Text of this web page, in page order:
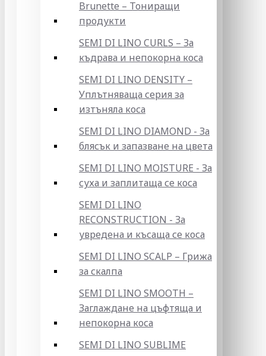
Brunette – Тониращи
продукти
SEMI DI LINO CURLS – За
къдрава и непокорна коса
SEMI DI LINO DENSITY –
Уплътняваща серия за
изтъняла коса
SEMI DI LINO DIAMOND - За
блясък и запазване на цвета
SEMI DI LINO MOISTURE - За
суха и заплитаща се коса
SEMI DI LINO
RECONSTRUCTION - За
увредена и късаща се коса
SEMI DI LINO SCALP – Грижа
за скалпа
SEMI DI LINO SMOOTH –
Заглаждане на цъфтяща и
непокорна коса
SEMI DI LINO SUBLIME